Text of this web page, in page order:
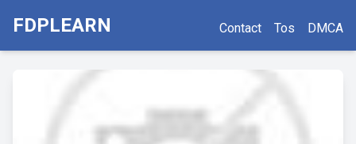
FDPLEARN Contact Tos DMCA